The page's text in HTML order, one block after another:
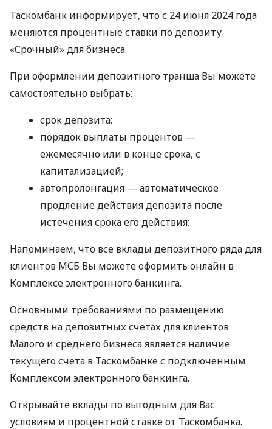
Таскомбанк информирует, что с 24 июня 2024 года
меняются процентные ставки по депозиту
«Срочный» для бизнеса.
При оформлении депозитного транша Вы можете
самостоятельно выбрать:
срок депозита;
порядок выплаты процентов —
ежемесячно или в конце срока, с
капитализацией;
автопролонгация — автоматическое
продление действия депозита после
истечения срока его действия;
Напоминаем, что все вклады депозитного ряда для
клиентов МСБ Вы можете оформить онлайн в
Комплексе электронного банкинга.
Основными требованиями по размещению
средств на депозитных счетах для клиентов
Малого и среднего бизнеса является наличие
текущего счета в Таскомбанке с подключенным
Комплексом электронного банкинга.
Открывайте вклады по выгодным для Вас
условиям и процентной ставке от Таскомбанка.